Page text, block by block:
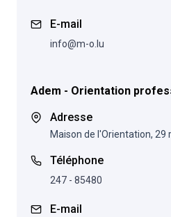
E-mail
info@m-o.lu
Adem - Orientation
Adresse
Maison de l'Orientation, 29
Téléphone
247 - 85480
E-mail